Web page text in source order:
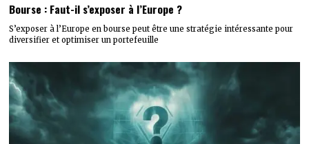
Bourse : Faut-il s’exposer à l’Europe ?
S’exposer à l’Europe en bourse peut être une stratégie intéressante pour
diversifier et optimiser un portefeuille